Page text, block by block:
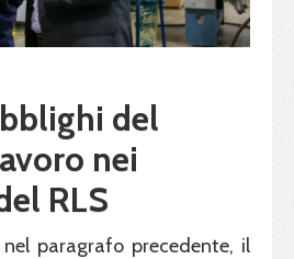
del
nei
RLS
paragrafo precedente, il